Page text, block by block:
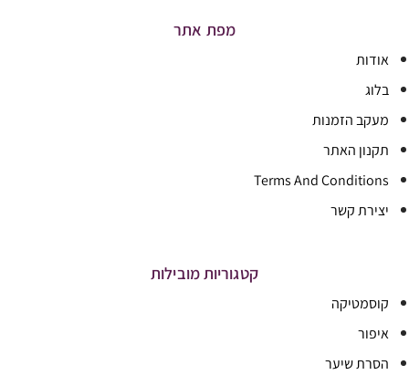
מפת אתר
אודות
בלוג
מעקב הזמנות
תקנון האתר
Terms And Conditions
יצירת קשר
קטגוריות מובילות
קוסמטיקה
איפור
הסרת שיער